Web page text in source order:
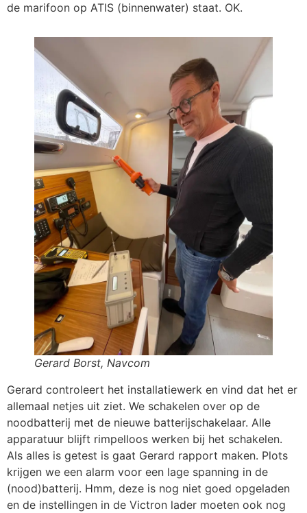
de marifoon op ATIS (binnenwater) staat. OK.
Gerard Borst, Navcom
Gerard controleert het installatiewerk en vind dat het er
allemaal netjes uit ziet. We schakelen over op de
noodbatterij met de nieuwe batterijschakelaar. Alle
apparatuur blijft rimpelloos werken bij het schakelen.
Als alles is getest is gaat Gerard rapport maken. Plots
krijgen we een alarm voor een lage spanning in de
(nood)batterij. Hmm, deze is nog niet goed opgeladen
en de instellingen in de Victron lader moeten ook nog